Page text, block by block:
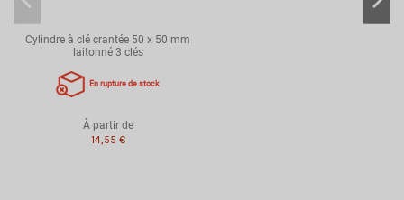
Protection anti-Bumping
Protection anti-Snap
Protection
Reproduction clé
Cylindre à clé crantée 50 x 50 mm
laitonné 3 clés
En rupture de stock
À partir de
14,55 €